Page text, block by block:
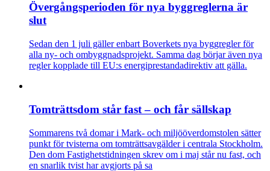
Övergångsperioden för nya byggreglerna är
slut
Sedan den 1 juli gäller enbart Boverkets nya byggregler för
alla ny- och ombyggnadsprojekt. Samma dag börjar även nya
regler kopplade till EU:s energiprestandadirektiv att gälla.
Tomträttsdom står fast – och får sällskap
Sommarens två domar i Mark- och miljööverdomstolen sätter
punkt för tvisterna om tomträttsavgälder i centrala Stockholm.
Den dom Fastighetstidningen skrev om i maj står nu fast, och
en snarlik tvist har avgjorts på sa